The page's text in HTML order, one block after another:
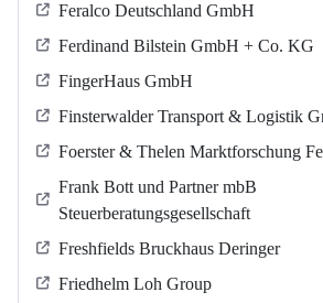
Feralco Deutschland GmbH
Ferdinand Bilstein GmbH + Co. KG
FingerHaus GmbH
Finsterwalder Transport & Logistik
Foerster & Thelen Marktforschung
Frank Bott und Partner mbB
Steuerberatungsgesellschaft
Freshfields Bruckhaus Deringer
Friedhelm Loh Group